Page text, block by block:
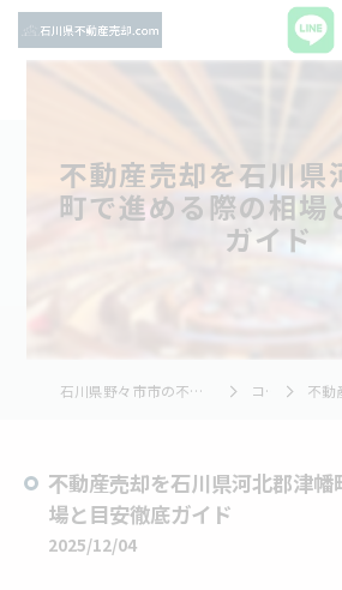
不動産売却を石川県
町で進める際の相場
ガイド
石川県野々市市の不動産売却ならTNホーム株式会社 コラム 不動産売却
不動産売却を石川県河北郡津
場と目安徹底ガイド
2025/12/04